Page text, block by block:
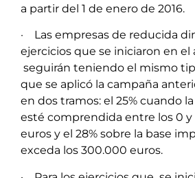
a partir del 1 de enero de 2016.
· Las empresas de reducida
ejercicios que se iniciaron en el
seguirán teniendo el mismo
que se aplicó la campaña
en dos tramos: el 25% cuando
esté comprendida entre los 0 y
euros y el 28% sobre la base
exceda los 300.000 euros.